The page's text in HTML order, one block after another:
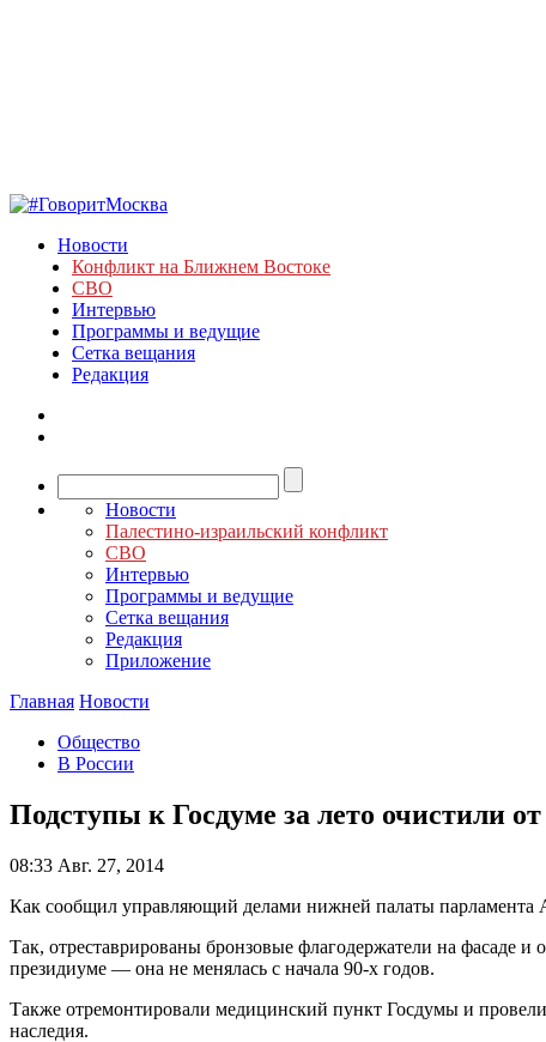
Новости
Конфликт на Ближнем Востоке
СВО
Интервью
Программы и ведущие
Сетка вещания
Редакция
Новости
Палестино-израильский конфликт
СВО
Интервью
Программы и ведущие
Сетка вещания
Редакция
Приложение
Главная Новости
Общество
В России
Подступы к Госдуме за лето очистили
08:33 Авг. 27, 2014
Как сообщил управляющий делами нижней палаты парламента
Так, отреставрированы бронзовые флагодержатели на фасаде и
президиуме — она не менялась с начала 90-х годов.
Также отремонтировали медицинский пункт Госдумы и
наследия.